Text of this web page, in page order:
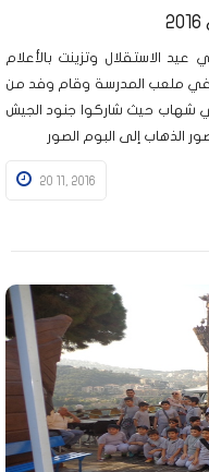
الاستقلال وتزينت بالأعلام
في ملعب المدرسة وقام وفد من
شهاب حيث شاركوا جنود الجيش
الذهاب إلى البوم الصور
20 11, 2016